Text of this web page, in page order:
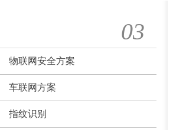
03
物联网安全方案
车联网方案
指纹识别